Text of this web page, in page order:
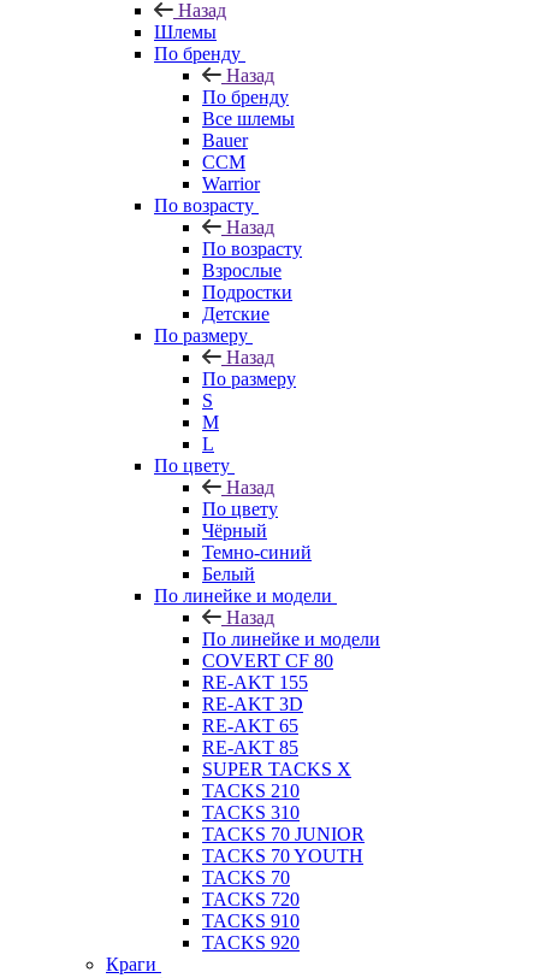
Назад
Шлемы
По бренду
Назад
По бренду
Все шлемы
Bauer
CCM
Warrior
По возрасту
Назад
По возрасту
Взрослые
Подростки
Детские
По размеру
Назад
По размеру
S
M
L
По цвету
Назад
По цвету
Чёрный
Темно-синий
Белый
По линейке и модели
Назад
По линейке и модели
COVERT CF 80
RE-AKT 155
RE-AKT 3D
RE-AKT 65
RE-AKT 85
SUPER TACKS X
TACKS 210
TACKS 310
TACKS 70 JUNIOR
TACKS 70 YOUTH
TACKS 70
TACKS 720
TACKS 910
TACKS 920
Краги